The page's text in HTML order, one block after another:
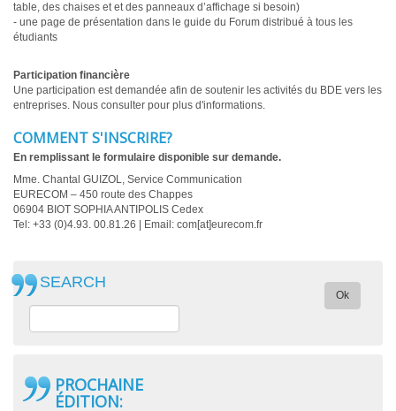
table, des chaises et et des panneaux d’affichage si besoin)
- une page de présentation dans le guide du Forum distribué à tous les
étudiants
Participation financière
Une participation est demandée afin de soutenir les activités du BDE vers les
entreprises. Nous consulter pour plus d'informations.
COMMENT S'INSCRIRE?
En remplissant le formulaire disponible sur demande.
Mme. Chantal GUIZOL, Service Communication
EURECOM – 450 route des Chappes
06904 BIOT SOPHIA ANTIPOLIS Cedex
Tel: +33 (0)4.93. 00.81.26 | Email: com[at]eurecom.fr
SEARCH
Ok
PROCHAINE
ÉDITION: